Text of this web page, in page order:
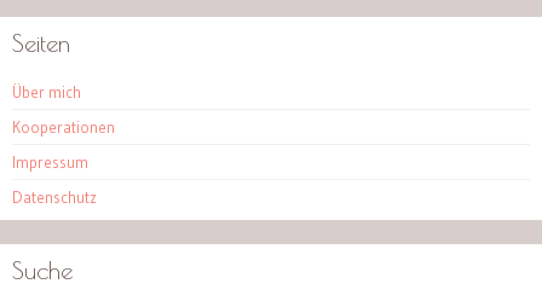
Seiten
Über mich
Kooperationen
Impressum
Datenschutz
Suche